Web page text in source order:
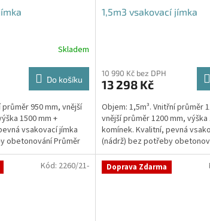
Skladem
Do košíku
průměr 950 mm, vnější
1500 mm +
vsakovací jímka
obetonování Průměr
1,5m3 vsakovací jímka
10 990 Kč bez DPH
13 298 Kč
Objem: 1,5m³. Vnitřní průměr
vnější průměr 1200 mm, výška
komínek. Kvalitní, pevná
(nádrž) bez potřeby
přítoku a odtoku +...
Kód: 2260/21- Doprava Zdarma